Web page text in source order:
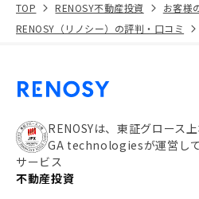
TOP RENOSY不動産投資
お客様
RENOSY（リノシー）の評判・口コミ
RENOSYは、東証グロース
GA technologiesが運営して
サービス
不動産投資